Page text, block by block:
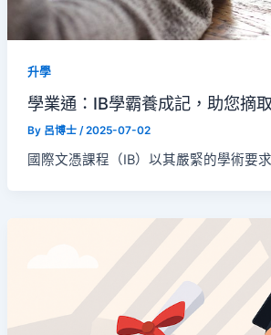
升學
學業通：IB學霸養成記，助您摘
By 呂博士 /2025-07-02
國際文憑課程（IB）以其嚴緊的學術要